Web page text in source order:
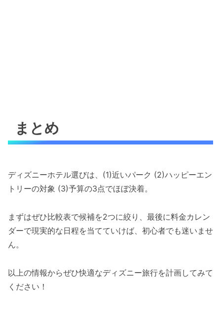
まとめ
ディズニーホテル選びは、(1)近いパーク (2)ハッピーエン
トリーの対象 (3)予算の3点でほぼ決着。
まずはぜひ比較表で候補を2つに絞り、最後に料金カレン
ダーで現実的な日程を当てていけば、初心者でも迷いませ
ん。
以上の情報からぜひ快適なディズニー旅行を計画してみて
ください！